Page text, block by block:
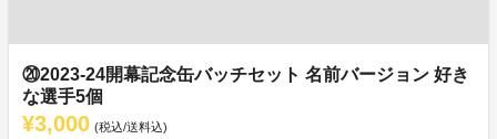
⑳2023-24開幕記念缶バッチセット 名前バージョン 好き
な選手5個
¥3,000 (税込/送料込)